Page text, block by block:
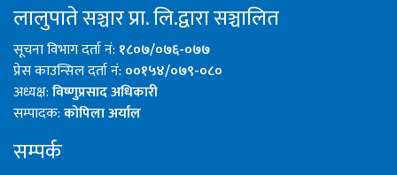
लालुपाते सञ्चार प्रा. लि.द्वारा सञ्चालित
सूचना विभाग दर्ता नं: १८०७/०७६-०७७
प्रेस काउन्सिल दर्ता नं: ००१५४/०७९-०८०
अध्यक्ष:विष्णुप्रसाद अधिकारी
सम्पादक:कोपिला अर्याल
सम्पर्क